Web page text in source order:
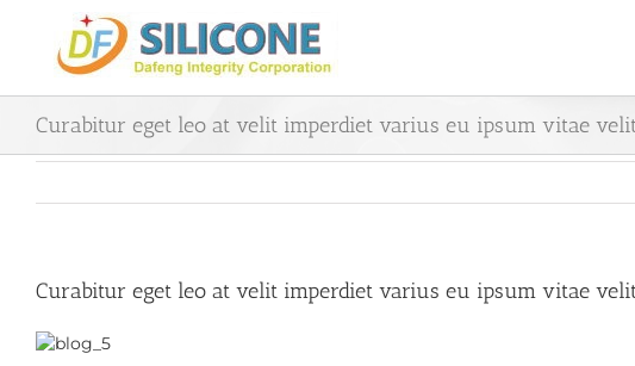
content
Curabitur eget leo at velit imperdiet varius eu ipsum vitae
Curabitur eget leo at velit imperdiet varius eu ipsum vitae